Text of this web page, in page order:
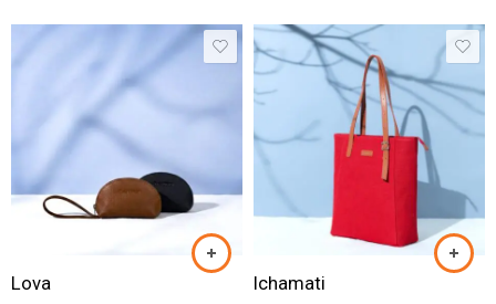
Lova
Ichamati